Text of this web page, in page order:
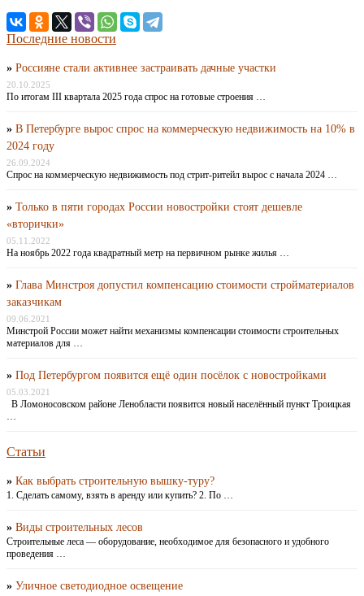
Последние новости
» Россияне стали активнее застраивать дачные участки
20.10.2025
По итогам III квартала 2025 года спрос на готовые строения …
» В Петербурге вырос спрос на коммерческую недвижимость на 10% в
2024 году
26.09.2024
Спрос на коммерческую недвижимость под стрит-ритейл вырос с начала 2024 …
» Только в пяти городах России новостройки стоят дешевле
«вторички»
05.11.2022
На ноябрь 2022 года квадратный метр на первичном рынке жилья …
» Глава Минстроя допустил компенсацию стоимости стройматериалов
заказчикам
09.06.2021
Минстрой России может найти механизмы компенсации стоимости строительных
материалов для …
» Под Петербургом появится ещё один посёлок с новостройками
05.03.2021
В Ломоносовском районе Ленобласти появится новый населённый пункт Троицкая
…
Статьи
» Как выбрать строительную вышку-туру?
1. Сделать самому, взять в аренду или купить? 2. По …
» Виды строительных лесов
Строительные леса — оборудование, необходимое для безопасного и удобного
проведения …
» Уличное светодиодное освещение